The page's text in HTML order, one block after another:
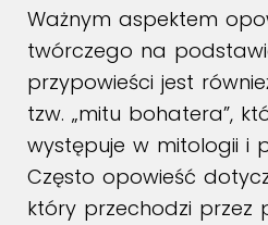
Ważnym aspektem
twórczego na
przypowieści jest
tzw. „mitu bohatera”,
występuje w mitologii i
Często opowieść
który przechodzi przez